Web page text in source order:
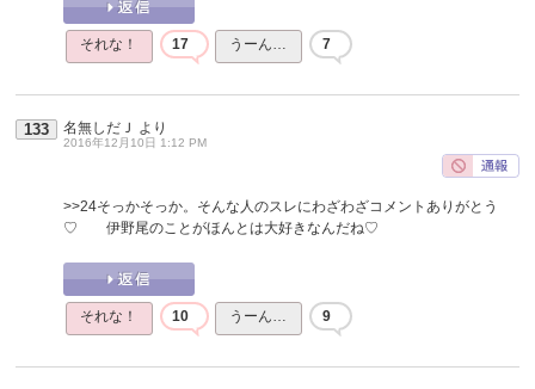
それな！ 17 うーん… 7
133 名無しだＪ より
2016年12月10日 1:12 PM
>>24そっかそっか。そんな人のスレにわざわざコメントありがとう
♡ 伊野尾のことがほんとは大好きなんだね♡
それな！ 10 うーん… 9